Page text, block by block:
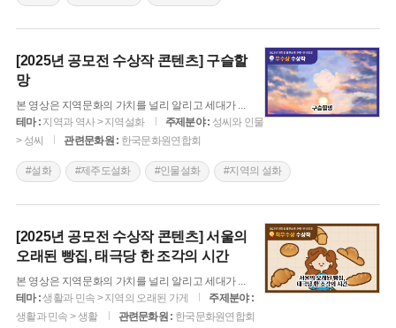
[2025년 공모전 수상작 콘텐츠] 구슬할
망
본 영상은 지역문화의 가치를 널리 알리고 세대가 ...
테마 : 지역과 역사 > 지역설화 주제분야 : 성씨와 인물
> 성씨
관련문화원 : 한국문화원연합회
#설화 #제주도설화 #인물설화 #지역의 설화
[2025년 공모전 수상작 콘텐츠] 서울의
오래된 빵집, 태극당 한 조각의 시간
본 영상은 지역문화의 가치를 널리 알리고 세대가 ...
테마 :생활과 민속 > 지역의 오래된 가게
주제분야 :
생활과 민속 > 생활
관련문화원 : 한국문화원연합회